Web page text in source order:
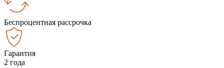
Беспроцентная рассрочка
Гарантия
2 года